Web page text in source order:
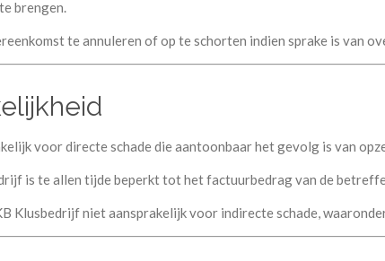
brengen.
te annuleren of op te schorten indien sprake is van
voor directe schade die aantoonbaar het gevolg is van
is te allen tijde beperkt tot het factuurbedrag van de
Klusbedrijf niet aansprakelijk voor indirecte schade,